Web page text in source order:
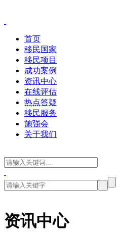
首页
移民国家
移民项目
成功案例
资讯中心
在线评估
热点答疑
移民服务
施强会
关于我们
资讯中心